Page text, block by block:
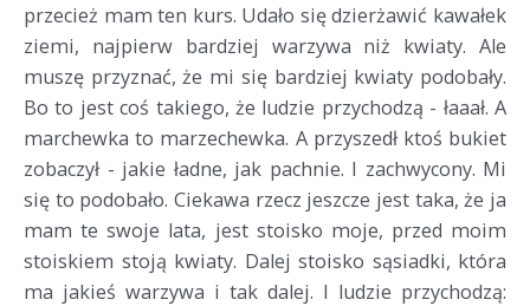
przecież mam ten kurs. Udało się dzierżawić kawałek
ziemi, najpierw bardziej warzywa niż kwiaty. Ale
muszę przyznać, że mi się bardziej kwiaty podobały.
Bo to jest coś takiego, że ludzie przychodzą - łaaał. A
marchewka to marzechewka. A przyszedł ktoś bukiet
zobaczył - jakie ładne, jak pachnie. I zachwycony. Mi
się to podobało. Ciekawa rzecz jeszcze jest taka, że ja
mam te swoje lata, jest stoisko moje, przed moim
stoiskiem stoją kwiaty. Dalej stoisko sąsiadki, która
ma jakieś warzywa i tak dalej. I ludzie przychodzą: